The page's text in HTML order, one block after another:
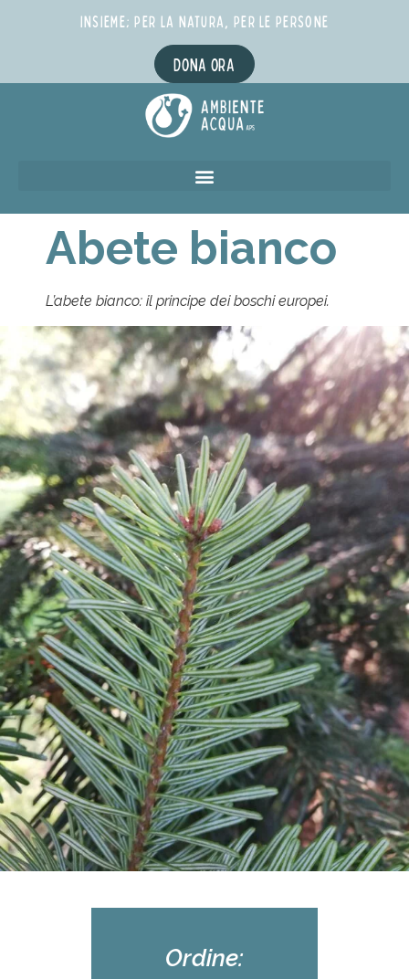
INSIEME; PER LA NATURA, PER LE PERSONE
DONA ORA
Abete bianco
L’abete bianco: il principe dei boschi europei.
Ordine: